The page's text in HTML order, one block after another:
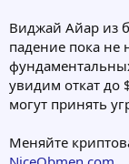
Виджай Айар из
падение пока не
увидим откат до
могут принять
Меняйте